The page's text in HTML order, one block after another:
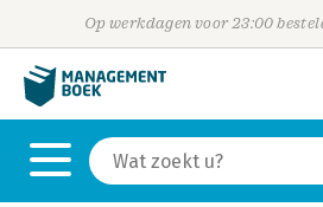
Op werkdagen voor 23:00